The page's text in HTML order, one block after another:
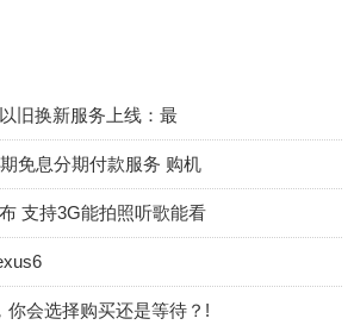
旧换新服务上线：最
免息分期付款服务 购机
支持3G能拍照听歌能看
你会选择购买还是等待？!